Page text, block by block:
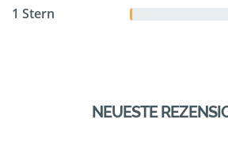
1 Stern
NEUESTE